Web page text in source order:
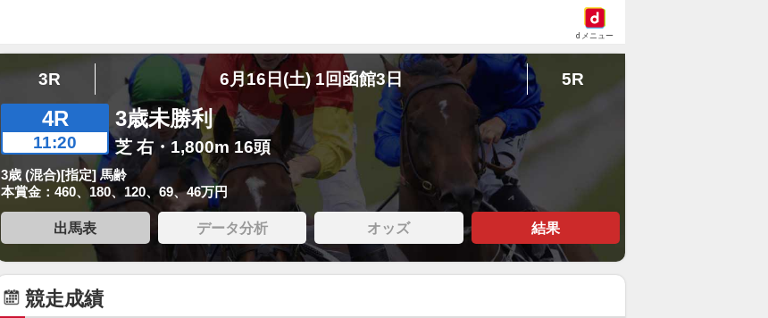
dメニュー
3R 6月16日(土) 1回函館3日 5R
4R
11:20
3歳未勝利
芝 右・1,800m 16頭
3歳 (混合)[指定] 馬齢
本賞金：460、180、120、69、46万円
出馬表 データ分析 オッズ 結果
競走成績